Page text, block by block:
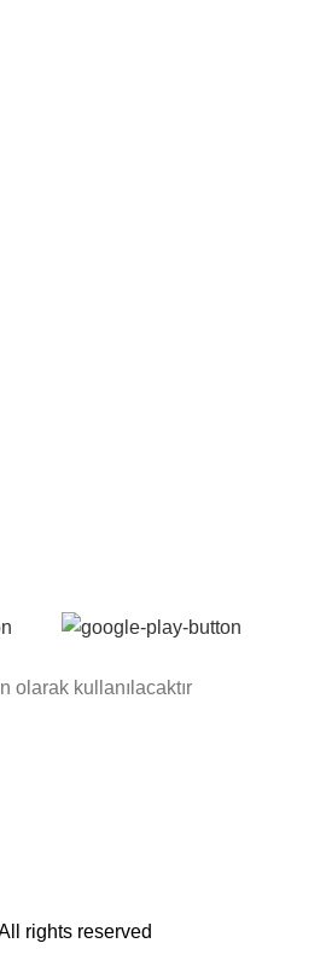
olarak kullanılacaktır
rights reserved